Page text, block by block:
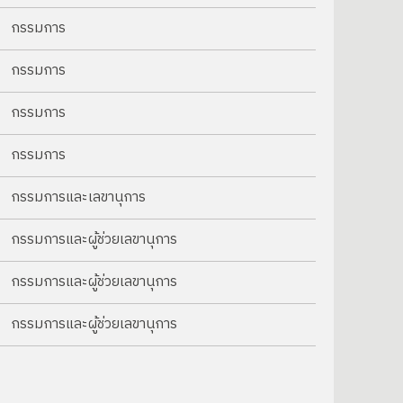
กรรมการ
กรรมการ
กรรมการ
กรรมการ
กรรมการและเลขานุการ
กรรมการและผู้ช่วยเลขานุการ
กรรมการและผู้ช่วยเลขานุการ
กรรมการและผู้ช่วยเลขานุการ